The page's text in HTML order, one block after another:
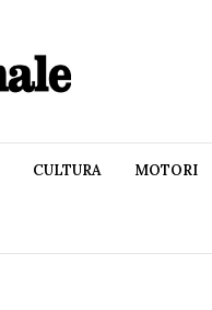
CULTURA MOTORI